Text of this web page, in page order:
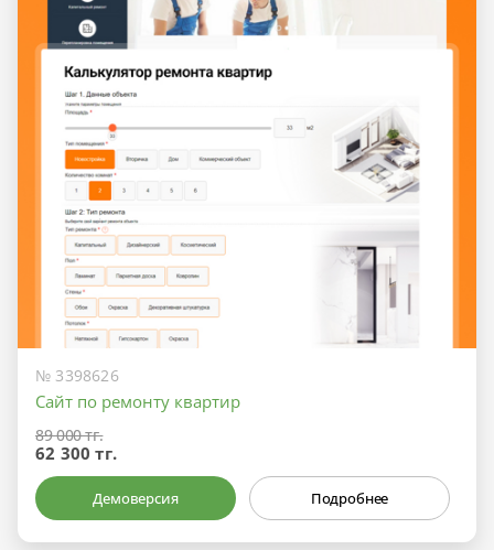
№ 3398626
Сайт по ремонту квартир
89 000 тг.
62 300 тг.
Демоверсия Подробнее